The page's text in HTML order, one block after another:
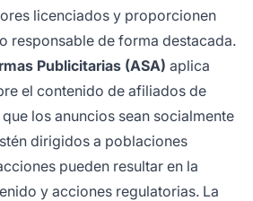
licenciados y proporcionen
responsable de forma destacada.
Publicitarias (ASA) aplica
el contenido de afiliados de
los anuncios sean socialmente
dirigidos a poblaciones
pueden resultar en la
y acciones regulatorias. La